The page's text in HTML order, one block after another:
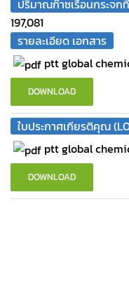
ปริมาณก๊าซเรือนกระจ
197,081
รายละเอียด เอกสาร
ptt global
DOWNLOAD
ใบประกาศเกียรติคุณ
ptt global
DOWNLOAD